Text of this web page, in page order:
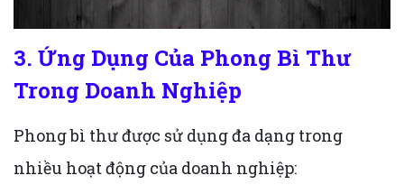
3. Ứng Dụng Của Phong Bì Thư
Trong Doanh Nghiệp
Phong bì thư được sử dụng đa dạng trong
nhiều hoạt động của doanh nghiệp: